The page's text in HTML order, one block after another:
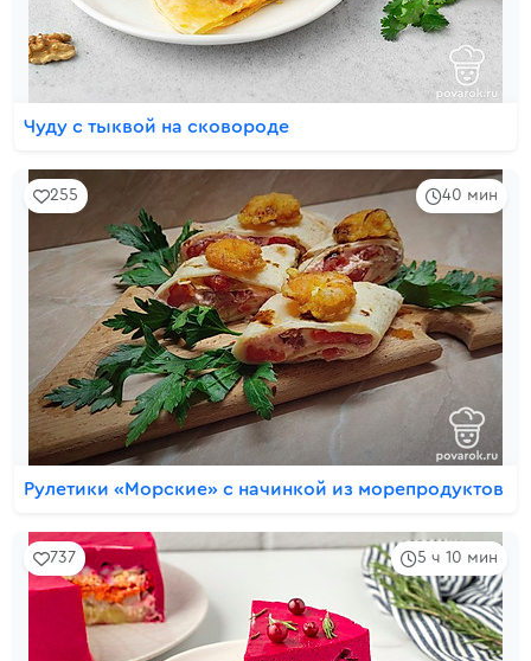
Чуду с тыквой на сковороде
40 мин
255
Рулетики «Морские» с начинкой из морепродуктов
5 ч 10 мин
737